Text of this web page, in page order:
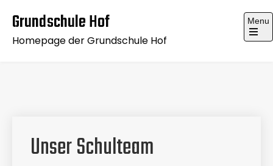
content
Grundschule Hof
Homepage der Grundschule Hof
Menu
Open
Unser Schulteam